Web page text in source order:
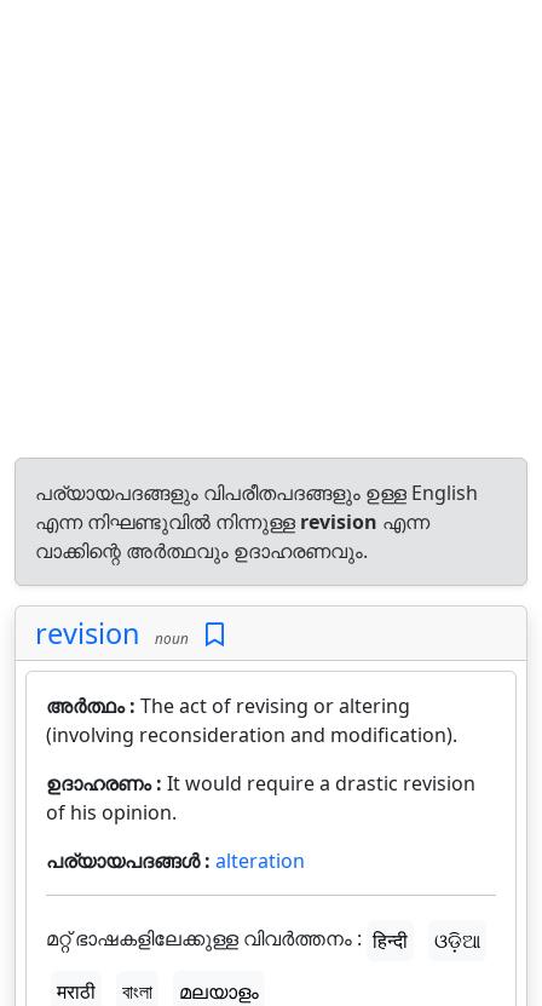
പര്യായപദങ്ങളും വിപരീതപദങ്ങളും ഉള്ള English
എന്ന നിഘണ്ടുവിൽ നിന്നുള്ള revision എന്ന
വാക്കിന്റെ അർത്ഥവും ഉദാഹരണവും.
revision noun
അർത്ഥം : The act of revising or altering
(involving reconsideration and modification).
ഉദാഹരണം : It would require a drastic revision
of his opinion.
പര്യായപദങ്ങൾ : alteration
മറ്റ് ഭാഷകളിലേക്കുള്ള വിവർത്തനം : हिन्दी
ଓଡ଼ିଆ
मराठी
বাংলা മലയാളം